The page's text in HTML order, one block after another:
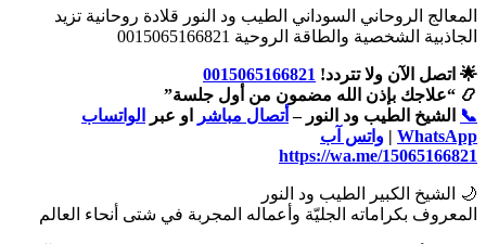
المعالج الروحاني السوداني الطيب ود النور قلادة روحانية تزيد
الجاذبية الشخصية والطاقة الروحية 0015065166821
🌟 اتصل الآن ولا تتردد! 0015065166821
📿 “علاجك بإذن الله مضمون من أول جلسة”
📞
الشيخ الطيب ود النور – أتصال مباشر او عبر
الواتساب
WhatsApp
| واتس آب
https://wa.me/15065166821
🌙 الشيخ الكبير الطيب ود النور
المعروف بكراماته الجليّة وأعماله المجربة في شتى أنحاء العالم